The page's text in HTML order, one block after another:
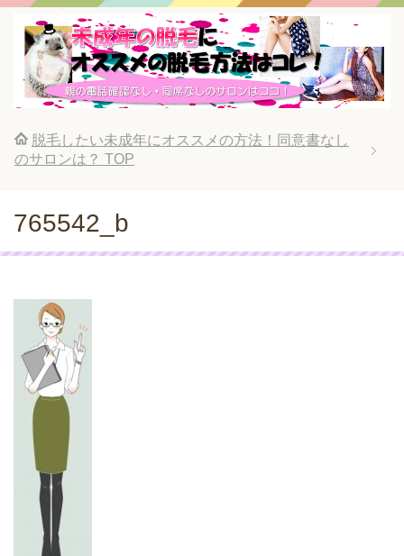
脱毛したい未成年にオススメの方法！同意書なし
のサロンは？ TOP
765542_b